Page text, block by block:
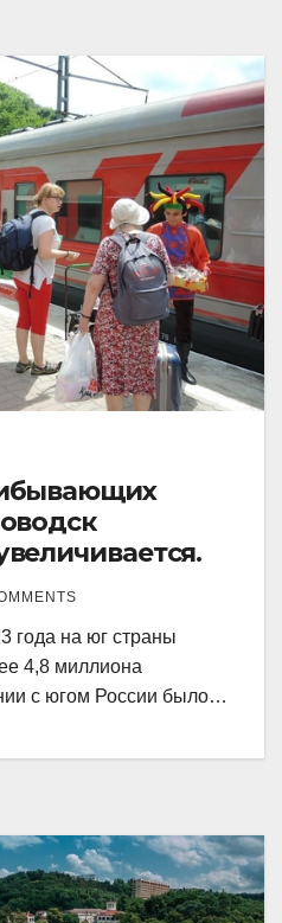
года на юг страны
4,8 миллиона
с югом России было…